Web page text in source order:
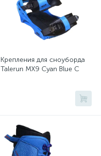
Крепления для сноуборда
Talerun MX9 Cyan Blue C